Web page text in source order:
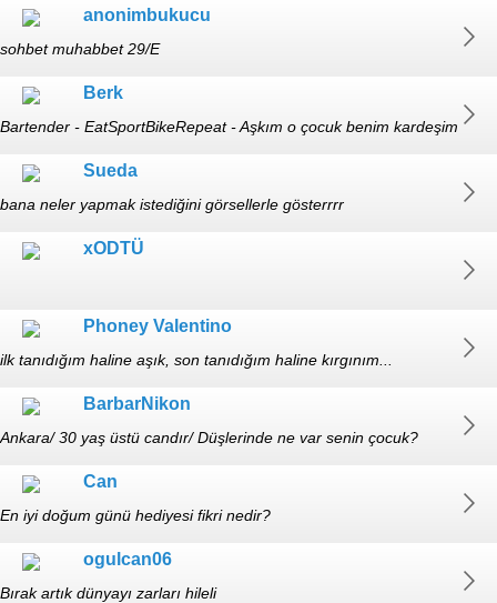
anonimbukucu
sohbet muhabbet 29/E
Berk
Bartender - EatSportBikeRepeat - Aşkım o çocuk benim kardeşim
gibi deki O Çocuk.
Sueda
bana neler yapmak istediğini görsellerle gösterrrr
xODTÜ
Phoney Valentino
ilk tanıdığım haline aşık, son tanıdığım haline kırgınım...
BarbarNikon
Ankara/ 30 yaş üstü candır/ Düşlerinde ne var senin çocuk?
Can
En iyi doğum günü hediyesi fikri nedir?
ogulcan06
Bırak artık dünyayı zarları hileli